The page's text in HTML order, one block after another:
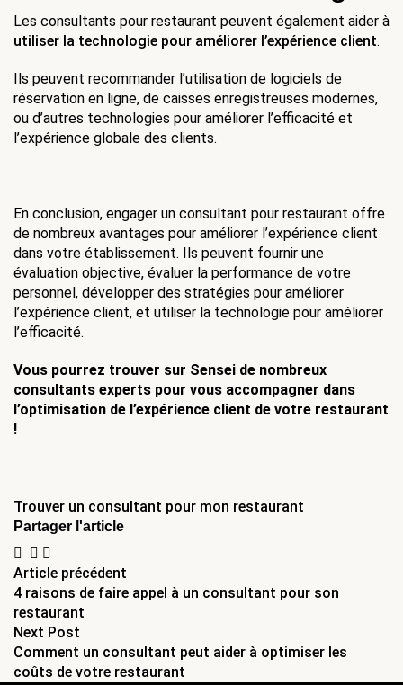
utiliser la technologie pour améliorer l’expérience client.
Ils peuvent recommander l’utilisation de logiciels de
réservation en ligne, de caisses enregistreuses modernes,
ou d’autres technologies pour améliorer l’efficacité et
l’expérience globale des clients.
En conclusion, engager un consultant pour restaurant offre
de nombreux avantages pour améliorer l’expérience client
dans votre établissement. Ils peuvent fournir une
évaluation objective, évaluer la performance de votre
personnel, développer des stratégies pour améliorer
l’expérience client, et utiliser la technologie pour améliorer
l’efficacité.
Vous pourrez trouver sur Sensei de nombreux
consultants experts pour vous accompagner dans
l’optimisation de l’expérience client de votre restaurant
!
Trouver un consultant pour mon restaurant
Partager l'article
Navigation
de
l’article
Article précédent
4 raisons de faire appel à un consultant pour son
restaurant
Next Post
Comment un consultant peut aider à optimiser les
coûts de votre restaurant